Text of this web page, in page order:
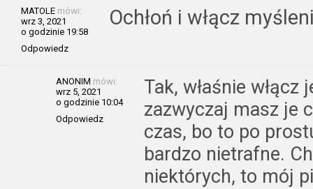
MATOLE mówi:
wrz 3, 2021
o godzinie 19:58
Odpowiedz
Ochłoń i włącz
ANONIM mówi:
wrz 5, 2021
o godzinie 10:04
Odpowiedz
Tak, właśnie
zazwyczaj masz je
czas, bo to po
bardzo nietrafne.
niektórych, to mój